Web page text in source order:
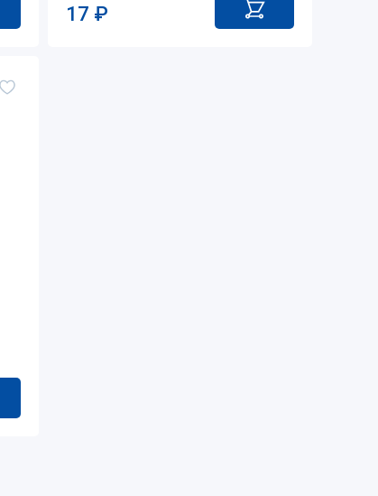
17 ₽